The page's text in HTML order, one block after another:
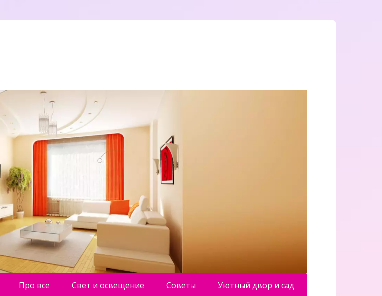
Про все Свет и освещение Советы Уютный двор и сад